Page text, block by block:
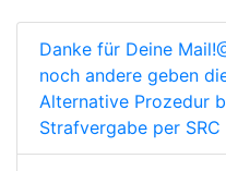
Danke für Deine
noch andere geben
Alternative Prozedur
Strafvergabe per SRC